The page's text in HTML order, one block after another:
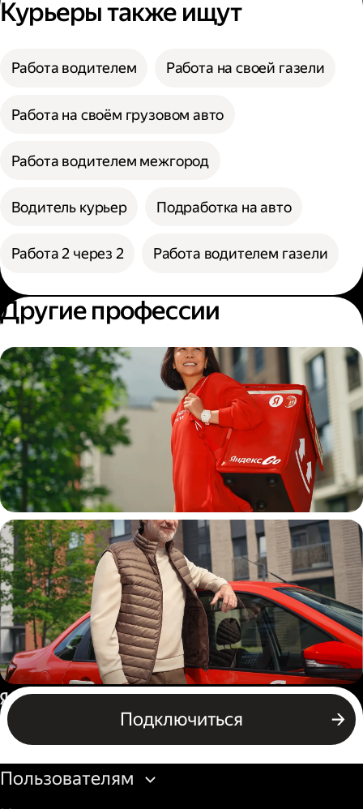
Курьеры также ищут
Работа водителем Работа на своей газели
Работа на своём грузовом авто
Работа водителем межгород
Водитель курьер Подработка на авто
Работа 2 через 2 Работа водителем газели
Другие профессии
Пеший курьер
Автокурьер
Подключиться
Россия
Бизнесу
Пользователям